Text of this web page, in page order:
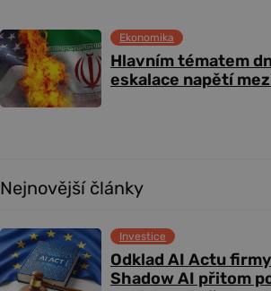
Hlavním tématem
eskalace napětí
Ekonomika
Nejnovější články
Odklad AI Actu
Shadow AI přitom
Investice